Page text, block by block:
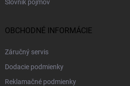
Slovník pojmov
OBCHODNÉ INFORMÁCIE
Záručný servis
Dodacie podmienky
Reklamačné podmienky